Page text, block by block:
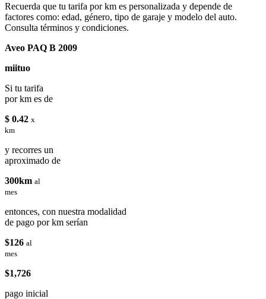
Recuerda que tu tarifa por km es personalizada y depende de
factores como: edad, género, tipo de garaje y modelo del auto.
Consulta términos y condiciones.
Aveo PAQ B 2009
miituo
Si tu tarifa
por km es de
$ 0.42 x
km
y recorres un
aproximado de
300km al
mes
entonces, con nuestra modalidad
de pago por km serían
$126 al
mes
$1,726
pago inicial